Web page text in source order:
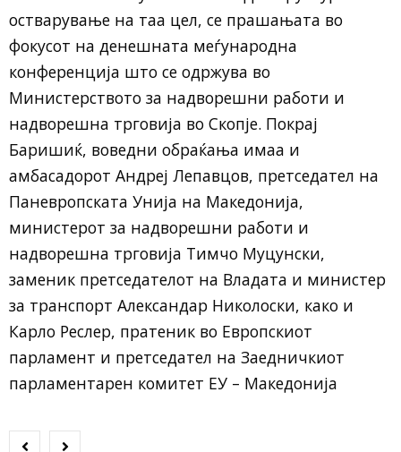
остварување на таа цел, се прашањата во
фокусот на денешната меѓународна
конференција што се одржува во
Министерството за надворешни работи и
надворешна трговија во Скопје. Покрај
Баришиќ, воведни обраќања имаа и
амбасадорот Андреј Лепавцов, претседател на
Паневропската Унија на Македонија,
министерот за надворешни работи и
надворешна трговија Тимчо Муцунски,
заменик претседателот на Владата и министер
за транспорт Александар Николоски, како и
Карло Реслер, пратеник во Европскиот
парламент и претседател на Заедничкиот
парламентарен комитет ЕУ – Македонија